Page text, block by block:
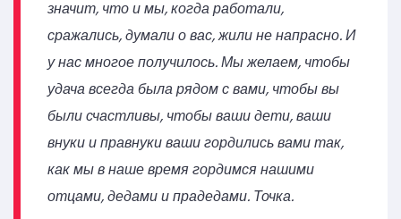
значит, что и мы, когда работали,
сражались, думали о вас, жили не напрасно. И
у нас многое получилось. Мы желаем, чтобы
удача всегда была рядом с вами, чтобы вы
были счастливы, чтобы ваши дети, ваши
внуки и правнуки ваши гордились вами так,
как мы в наше время гордимся нашими
отцами, дедами и прадедами. Точка.